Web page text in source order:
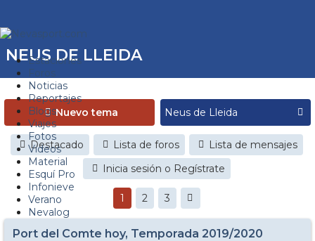
Estaciones
Foros
Noticias
Reportajes
Blogs
Viajes
Fotos
Videos
Material
Esquí Pro
Infonieve
Verano
Nevalog
NEUS DE LLEIDA
Nuevo tema
Destacado Lista de foros
Lista de mensajes
Inicia sesión o Regístrate
1 2 3
Port del Comte hoy, Temporada 2019/2020